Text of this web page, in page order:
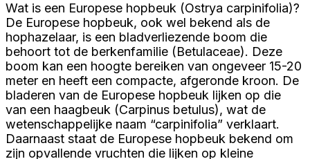
Wat is een Europese hopbeuk (Ostrya carpinifolia)?
De Europese hopbeuk, ook wel bekend als de
hophazelaar, is een bladverliezende boom die
behoort tot de berkenfamilie (Betulaceae). Deze
boom kan een hoogte bereiken van ongeveer 15-20
meter en heeft een compacte, afgeronde kroon. De
bladeren van de Europese hopbeuk lijken op die
van een haagbeuk (Carpinus betulus), wat de
wetenschappelijke naam “carpinifolia” verklaart.
Daarnaast staat de Europese hopbeuk bekend om
zijn opvallende vruchten die lijken op kleine